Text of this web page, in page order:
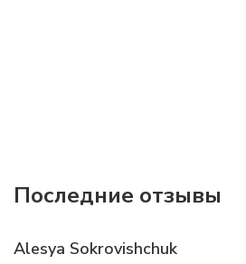
Последние отзывы
Alesya Sokrovishchuk